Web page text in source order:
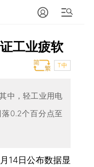
工业疲软
T中
中，轻工业用电
0.2个百分点至
14日公布数据显